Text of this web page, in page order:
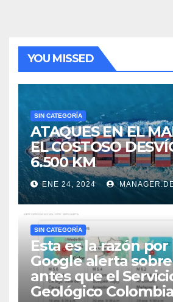
YOU MISSED
SIN CATEGORÍA
ATAQUES EN EL
EL COSTOSO
6.500 KM
ENE 24, 2024
SIN CATEGORÍA
Esta es la razón
Google alerta
antes que el
Geológico